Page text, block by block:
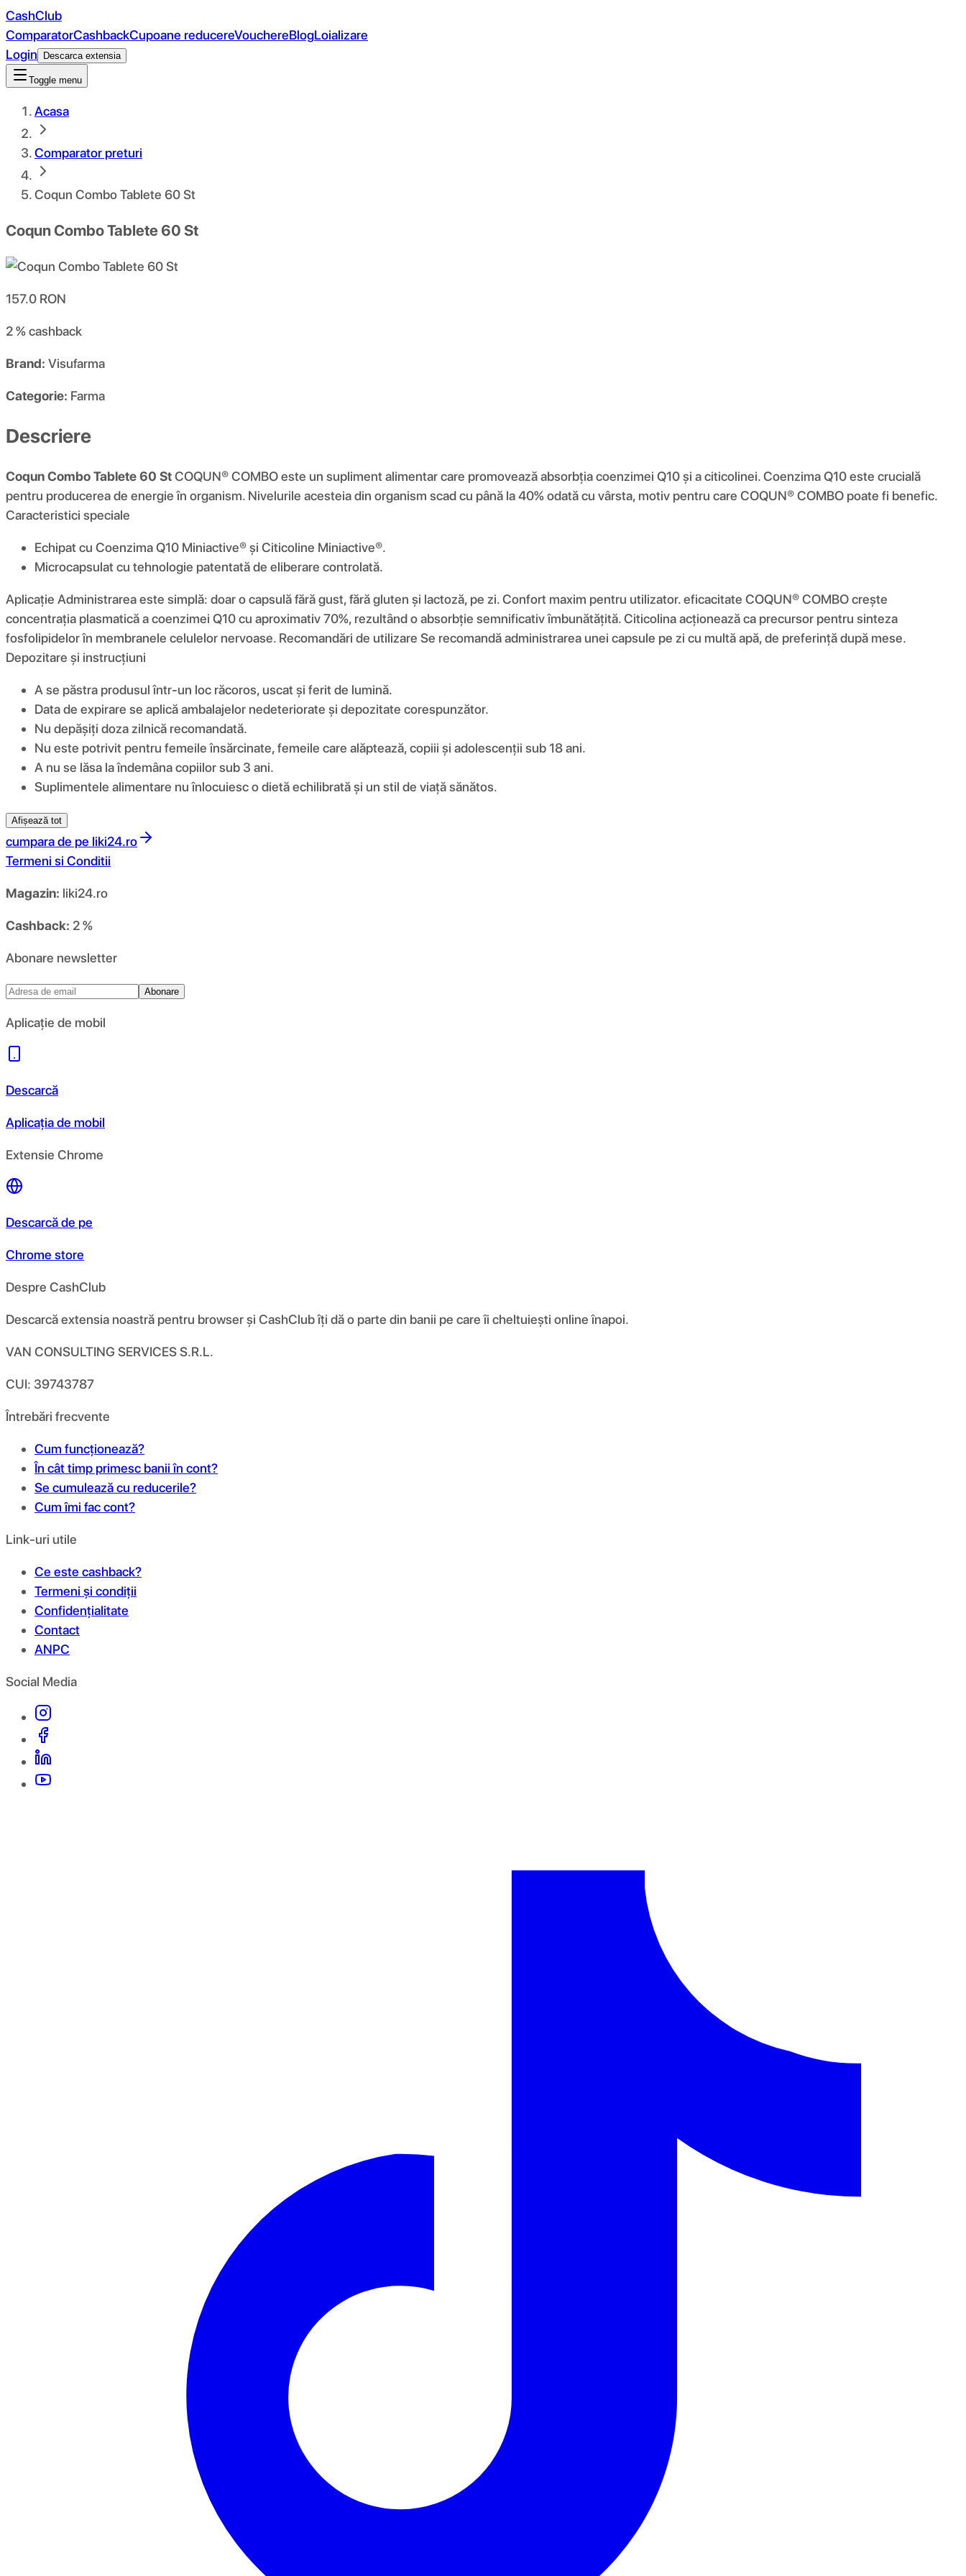
CashClub
ComparatorCashbackCupoane reducereVouchereBlogLoializare
Login
Descarca extensia
Toggle menu
Acasa
Comparator preturi
Coqun Combo Tablete 60 St
Coqun Combo Tablete 60 St
157.0 RON
2 %cashback
Brand: Visufarma
Categorie: Farma
Descriere
Coqun Combo Tablete 60 StCOQUN® COMBO este un supliment alimentar care promovează absorbția coenzimei Q10 și a citicolinei. Coenzima Q10 este crucială
pentru producerea de energie în organism. Nivelurile acesteia din organism scad cu până la 40% odată cu vârsta, motiv pentru care COQUN® COMBO poate fi benefic.
Caracteristici speciale
Echipat cu Coenzima Q10 Miniactive® și Citicoline Miniactive®.
Microcapsulat cu tehnologie patentată de eliberare controlată.
Aplicație Administrarea este simplă: doar o capsulă fără gust, fără gluten și lactoză, pe zi. Confort maxim pentru utilizator. eficacitate COQUN® COMBO crește
concentrația plasmatică a coenzimei Q10 cu aproximativ 70%, rezultând o absorbție semnificativ îmbunătățită. Citicolina acționează ca precursor pentru sinteza
fosfolipidelor în membranele celulelor nervoase. Recomandări de utilizare Se recomandă administrarea unei capsule pe zi cu multă apă, de preferință după mese.
Depozitare și instrucțiuni
A se păstra produsul într-un loc răcoros, uscat și ferit de lumină.
Data de expirare se aplică ambalajelor nedeteriorate și depozitate corespunzător.
Nu depășiți doza zilnică recomandată.
Nu este potrivit pentru femeile însărcinate, femeile care alăptează, copiii și adolescenții sub 18 ani.
A nu se lăsa la îndemâna copiilor sub 3 ani.
Suplimentele alimentare nu înlocuiesc o dietă echilibrată și un stil de viață sănătos.
Afișează tot
cumpara de pe liki24.ro
Termeni si Conditii
Magazin: liki24.ro
Cashback: 2 %
Abonare newsletter
Abonare
Aplicație de mobil
Descarcă
Aplicația de mobil
Extensie Chrome
Descarcă de pe
Chrome store
Despre CashClub
Descarcă extensia noastră pentru browser și CashClub îți dă o parte din banii pe care îi cheltuiești online înapoi.
VAN CONSULTING SERVICES S.R.L.
CUI: 39743787
Întrebări frecvente
Cum funcționează?
În cât timp primesc banii în cont?
Se cumulează cu reducerile?
Cum îmi fac cont?
Link-uri utile
Ce este cashback?
Termeni și condiții
Confidențialitate
Contact
ANPC
Social Media